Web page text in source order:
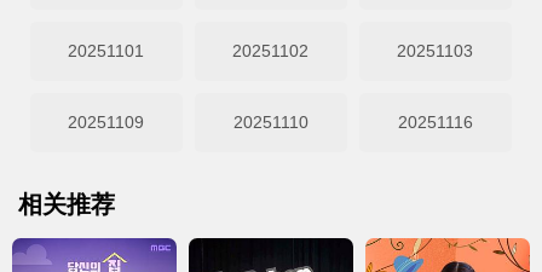
20251101 20251102 20251103
20251109 20251110 20251116
相关推荐